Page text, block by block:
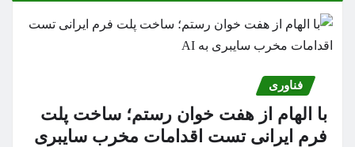
فناوری
با الهام از هفت خوان رستم؛ ساخت پلت
فرم ایرانی تست اقدامات مخرب سایبری